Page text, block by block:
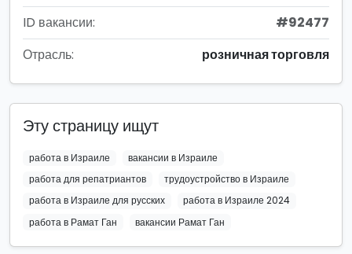
ID вакансии:
#92477
Отрасль:
розничная торговля
Эту страницу ищут
работа в Израиле
вакансии в Израиле
работа для репатриантов
трудоустройство в Израиле
работа в Израиле для русских
работа в Израиле 2024
работа в Рамат Ган
вакансии Рамат Ган